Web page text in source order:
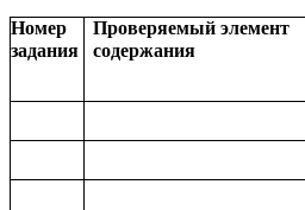
Номер
задания
Проверяемый элемент
содержания